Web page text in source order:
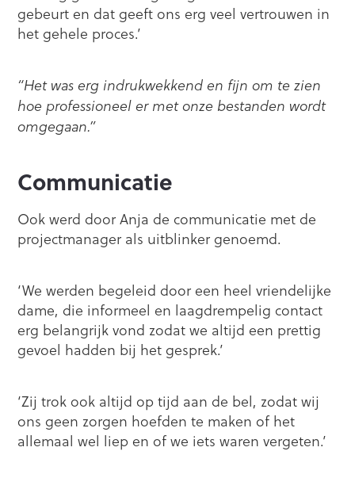
gebeurt en dat geeft ons erg veel vertrouwen in
het gehele proces.’
“Het was erg indrukwekkend en fijn om te zien
hoe professioneel er met onze bestanden wordt
omgegaan.”
Communicatie
Ook werd door Anja de communicatie met de
projectmanager als uitblinker genoemd.
‘We werden begeleid door een heel vriendelijke
dame, die informeel en laagdrempelig contact
erg belangrijk vond zodat we altijd een prettig
gevoel hadden bij het gesprek.’
‘Zij trok ook altijd op tijd aan de bel, zodat wij
ons geen zorgen hoefden te maken of het
allemaal wel liep en of we iets waren vergeten.’